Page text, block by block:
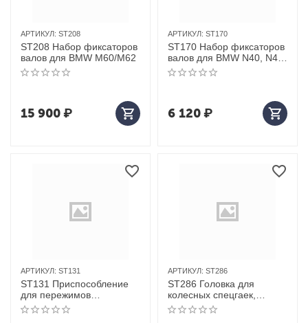
АРТИКУЛ: ST208
ST208 Набор фиксаторов
валов для BMW M60/M62
15 900₽
АРТИКУЛ: ST170
ST170 Набор фиксаторов
валов для BMW N40, N45,
N45Т
6 120₽
АРТИКУЛ: ST131
ST131 Приспособление
для пережимов
трубопроводов, 10мм,
15мм, 25мм, 45мм
АРТИКУЛ: ST286
ST286 Головка для
колесных спецгаек,
120мм